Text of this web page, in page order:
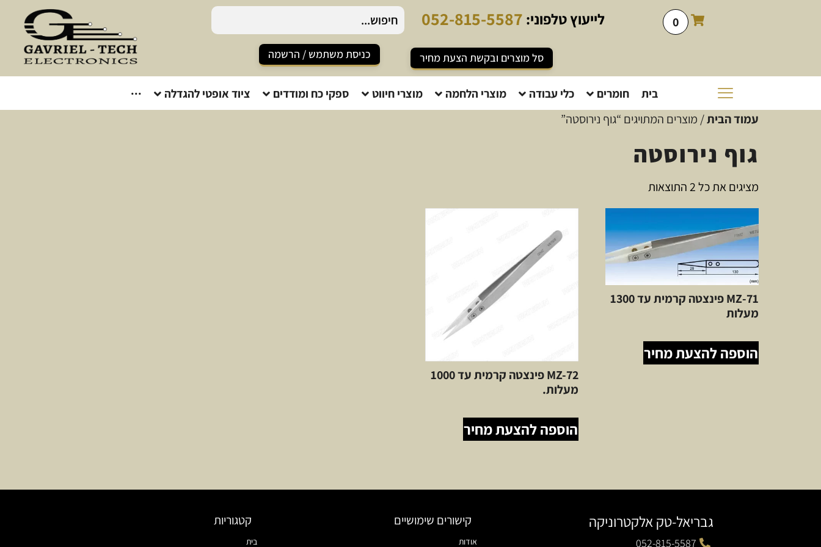
0 לייעוץטלפוני: 052-815-5587
סל מוצרים ובקשת הצעת מחיר כניסת משתמש / הרשמה
בית חומרים כלי עבודה מוצרי הלחמה מוצרי חיווט ספקי כח ומודדים ציוד אופטי להגדלה ···
עמוד הבית/ מוצרים המתויגים “גוף נירוסטה”
גוף נירוסטה
מציגים את כל ⁦2⁩ התוצאות
71-MZ פינצטה קרמית עד 1300
מעלות
הוספה להצעת מחיר
MZ-72 פינצטה קרמית עד 1000
מעלות.
הוספה להצעת מחיר
גבריאל-טק אלקטרוניקה
052-815-5587
קישורים שימושיים
אודות
קטגוריות
בית